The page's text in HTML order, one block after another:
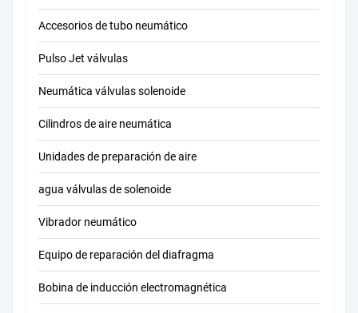
Accesorios de tubo neumático
Pulso Jet válvulas
Neumática válvulas solenoide
Cilindros de aire neumática
Unidades de preparación de aire
agua válvulas de solenoide
Vibrador neumático
Equipo de reparación del diafragma
Bobina de inducción electromagnética